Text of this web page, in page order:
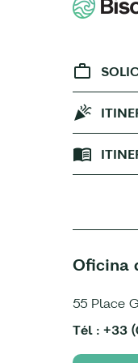
Oficina
55 Place
Tél : +33